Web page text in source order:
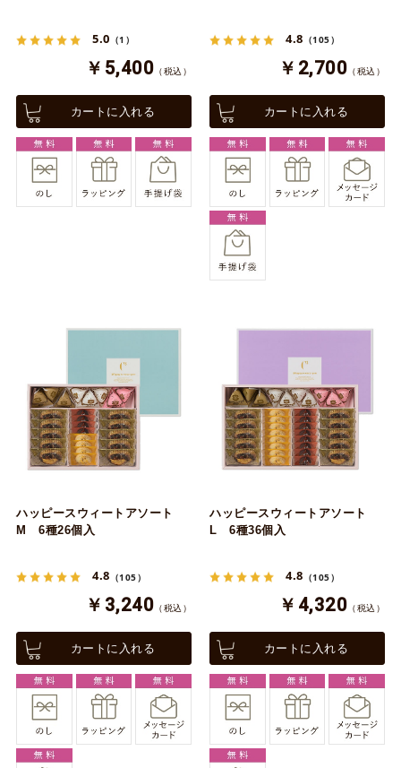
5.0 （1）
￥5,400 （税込）
カートに入れる
4.8 （105）
￥2,700 （税込）
カートに入れる
ハッピースウィートアソート
M 6種26個入
4.8 （105）
￥3,240 （税込）
カートに入れる
ハッピースウィートアソート
L 6種36個入
4.8 （105）
￥4,320 （税込）
カートに入れる